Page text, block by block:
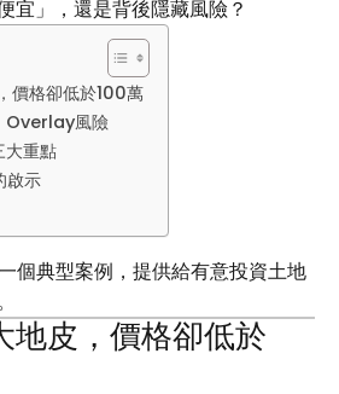
宜」，還是背後隱藏風險？
價格卻低於100萬
Overlay風險
大重點
啟示
個典型案例，提供給有意投資土地
地皮，價格卻低於